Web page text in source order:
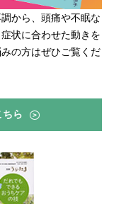
から、頭痛や不眠な
状に合わせた動きを
の方はぜひご覧くだ
ら >